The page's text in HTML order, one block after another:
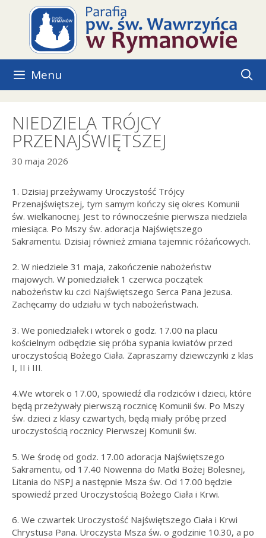
Menu
NIEDZIELA TRÓJCY
PRZENAJŚWIĘTSZEJ
30 maja 2026
1. Dzisiaj przeżywamy Uroczystość Trójcy
Przenajświętszej, tym samym kończy się okres Komunii
św. wielkanocnej. Jest to równocześnie pierwsza niedziela
miesiąca. Po Mszy św. adoracja Najświętszego
Sakramentu. Dzisiaj również zmiana tajemnic różańcowych.
2. W niedziele 31 maja, zakończenie nabożeństw
majowych. W poniedziałek 1 czerwca początek
nabożeństw ku czci Najświętszego Serca Pana Jezusa.
Zachęcamy do udziału w tych nabożeństwach.
3. We poniedziałek i wtorek o godz. 17.00 na placu
kościelnym odbędzie się próba sypania kwiatów przed
uroczystością Bożego Ciała. Zapraszamy dziewczynki z klas
I, II i III.
4.We wtorek o 17.00, spowiedź dla rodziców i dzieci, które
będą przeżywały pierwszą rocznicę Komunii św. Po Mszy
św. dzieci z klasy czwartych, będą miały próbę przed
uroczystością rocznicy Pierwszej Komunii św.
5. We środę od godz. 17.00 adoracja Najświętszego
Sakramentu, od 17.40 Nowenna do Matki Bożej Bolesnej,
Litania do NSPJ a następnie Msza św. Od 17.00 będzie
spowiedź przed Uroczystością Bożego Ciała i Krwi.
6. We czwartek Uroczystość Najświętszego Ciała i Krwi
Chrystusa Pana. Uroczysta Msza św. o godzinie 10.30, a po